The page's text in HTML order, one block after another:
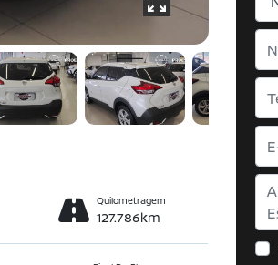
Quilometragem
127.786km